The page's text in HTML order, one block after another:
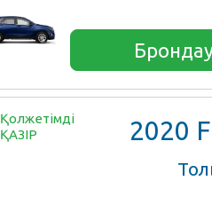
Қолжетімді
ҚАЗІР
2020